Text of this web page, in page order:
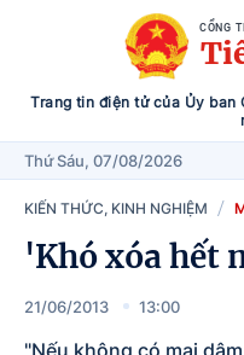
CỔNG
Trang tin điện tử của Ủy ban
Thứ Sáu, 07/08/2026
KIẾN THỨC, KINH NGHIỆM
'Khó xóa hết
21/06/2013 13:00
"Nếu không có mại